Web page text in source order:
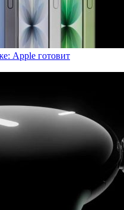
Apple готовит